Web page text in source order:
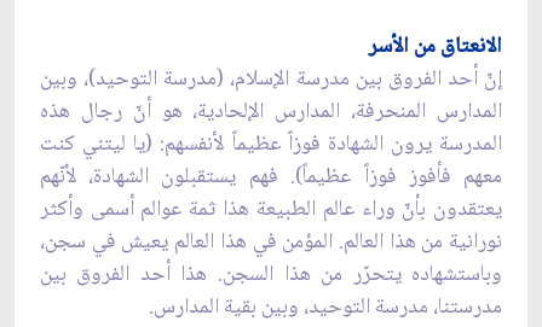
الانعتاق من الأسر
إنّ أحد الفروق بين مدرسة الإسلام، (مدرسة التوحيد)، وبين
المدارس المنحرفة، المدارس الإلحادية، هو أنّ رجال هذه
المدرسة يرون الشهادة فوزاً عظيماً لأنفسهم: (يا ليتني كنت
معهم فأفوز فوزاً عظيماً). فهم يستقبلون الشهادة، لأنّهم
يعتقدون بأنّ وراء عالم الطبيعة هذا ثمة عوالم أسمى وأكثر
نورانية من هذا العالم. المؤمن في هذا العالم يعيش في سجن،
وباستشهاده يتحرّر من هذا السجن. هذا أحد الفروق بين
مدرستنا، مدرسة التوحيد، وبين بقية المدارس.